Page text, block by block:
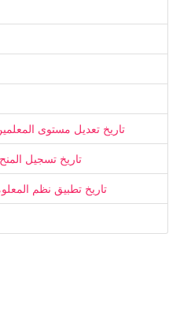
تاريخ تعديل مستوى
تاريخ تسجيل المنح الداخلية
تاريخ تطبيق نظم